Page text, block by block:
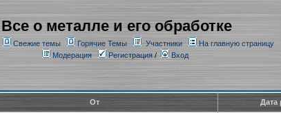
Все о металле и его обработке
Свежие темы Горячие Темы Участники
На главную страницу
Модерация
Регистрация/ Вход
От Дата